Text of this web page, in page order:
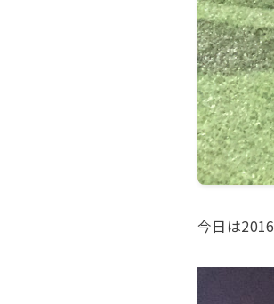
今日は2016